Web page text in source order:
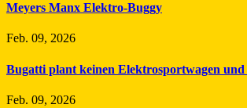
Meyers Manx Elektro-Buggy
Feb. 09, 2026
Bugatti plant keinen Elektrosportwagen
Feb. 09, 2026